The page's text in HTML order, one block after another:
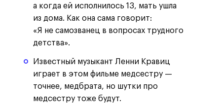
а когда ей исполнилось 13, мать ушла
из дома. Как она сама говорит:
«Я не самозванец в вопросах трудного
детства».
Известный музыкант Ленни Кравиц
играет в этом фильме медсестру —
точнее, медбрата, но шутки про
медсестру тоже будут.